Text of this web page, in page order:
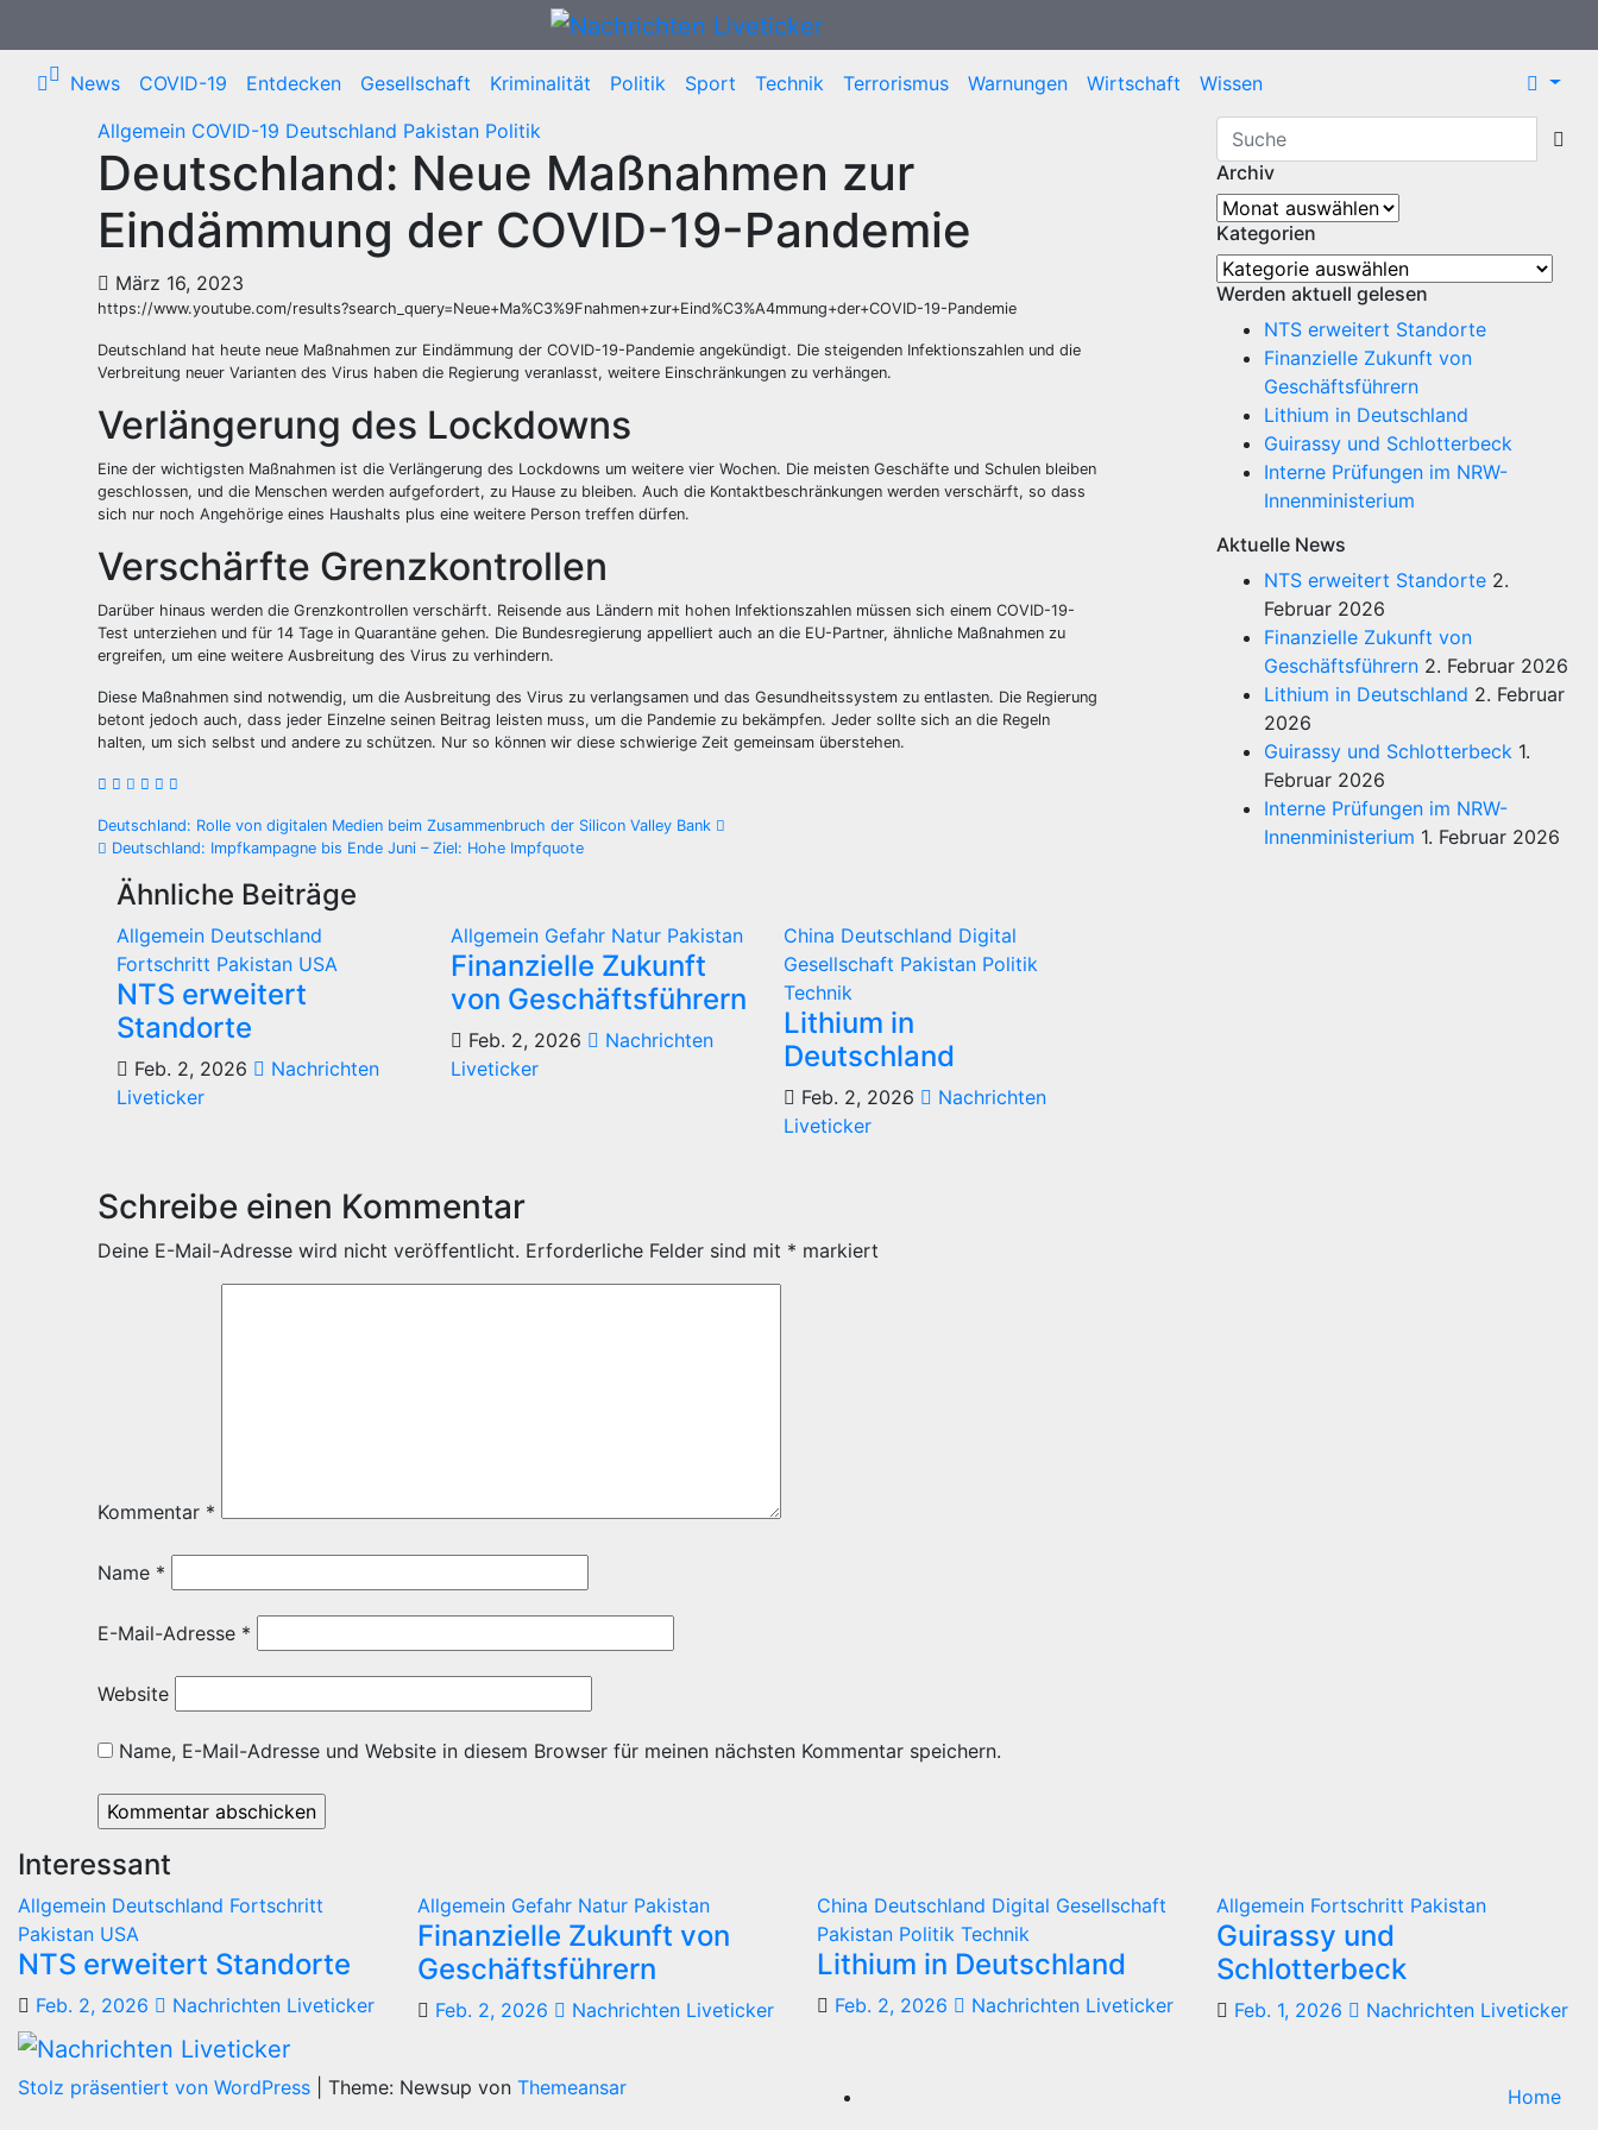
springen
News COVID-19 Entdecken Gesellschaft Kriminalität Politik Sport Technik Terrorismus Warnungen Wirtschaft
Wissen
Allgemein COVID-19 Deutschland Pakistan Politik
Deutschland: Neue Maßnahmen zur
Eindämmung der COVID-19-Pandemie
März 16, 2023
https://www.youtube.com/results?search_query=Neue+Ma%C3%9Fnahmen+zur+Eind%C3%A4mmung+der+COVID-19-Pandemie
Deutschland hat heute neue Maßnahmen zur Eindämmung der COVID-19-Pandemie angekündigt. Die steigenden Infektionszahlen und die
Verbreitung neuer Varianten des Virus haben die Regierung veranlasst, weitere Einschränkungen zu verhängen.
Verlängerung des Lockdowns
Eine der wichtigsten Maßnahmen ist die Verlängerung des Lockdowns um weitere vier Wochen. Die meisten Geschäfte und Schulen bleiben
geschlossen, und die Menschen werden aufgefordert, zu Hause zu bleiben. Auch die Kontaktbeschränkungen werden verschärft, so dass
sich nur noch Angehörige eines Haushalts plus eine weitere Person treffen dürfen.
Verschärfte Grenzkontrollen
Darüber hinaus werden die Grenzkontrollen verschärft. Reisende aus Ländern mit hohen Infektionszahlen müssen sich einem COVID-19-
Test unterziehen und für 14 Tage in Quarantäne gehen. Die Bundesregierung appelliert auch an die EU-Partner, ähnliche Maßnahmen zu
ergreifen, um eine weitere Ausbreitung des Virus zu verhindern.
Diese Maßnahmen sind notwendig, um die Ausbreitung des Virus zu verlangsamen und das Gesundheitssystem zu entlasten. Die Regierung
betont jedoch auch, dass jeder Einzelne seinen Beitrag leisten muss, um die Pandemie zu bekämpfen. Jeder sollte sich an die Regeln
halten, um sich selbst und andere zu schützen. Nur so können wir diese schwierige Zeit gemeinsam überstehen.
Beitragsnavigation
Deutschland: Rolle von digitalen Medien beim Zusammenbruch der Silicon Valley Bank
Deutschland: Impfkampagne bis Ende Juni – Ziel: Hohe Impfquote
Ähnliche Beiträge
Allgemein Deutschland
Fortschritt Pakistan USA
NTS erweitert
Standorte
Feb. 2, 2026
Nachrichten
Liveticker
Allgemein Gefahr Natur Pakistan
Finanzielle Zukunft
von Geschäftsführern
Feb. 2, 2026
Nachrichten
Liveticker
China Deutschland Digital
Gesellschaft Pakistan Politik
Technik
Lithium in
Deutschland
Feb. 2, 2026
Nachrichten
Liveticker
Schreibe einen Kommentar
Deine E-Mail-Adresse wird nicht veröffentlicht. Erforderliche Felder sind mit * markiert
Kommentar *
Name *
E-Mail-Adresse *
Website
Name, E-Mail-Adresse und Website in diesem Browser für meinen nächsten Kommentar speichern.
Archiv
Archiv
Kategorien
Kategorien
Werden aktuell gelesen
NTS erweitert Standorte
Finanzielle Zukunft von
Geschäftsführern
Lithium in Deutschland
Guirassy und Schlotterbeck
Interne Prüfungen im NRW-
Innenministerium
Aktuelle News
NTS erweitert Standorte 2.
Februar 2026
Finanzielle Zukunft von
Geschäftsführern 2. Februar 2026
Lithium in Deutschland 2. Februar
2026
Guirassy und Schlotterbeck 1.
Februar 2026
Interne Prüfungen im NRW-
Innenministerium 1. Februar 2026
Interessant
Allgemein Deutschland Fortschritt
Pakistan USA
NTS erweitert Standorte
Feb. 2, 2026 Nachrichten Liveticker
Allgemein Gefahr Natur Pakistan
Finanzielle Zukunft von
Geschäftsführern
Feb. 2, 2026 Nachrichten Liveticker
China Deutschland Digital Gesellschaft
Pakistan Politik Technik
Lithium in Deutschland
Feb. 2, 2026 Nachrichten Liveticker
Allgemein Fortschritt Pakistan
Guirassy und
Schlotterbeck
Feb. 1, 2026 Nachrichten Liveticker
Stolz präsentiert von WordPress Theme: Newsup von Themeansar Home